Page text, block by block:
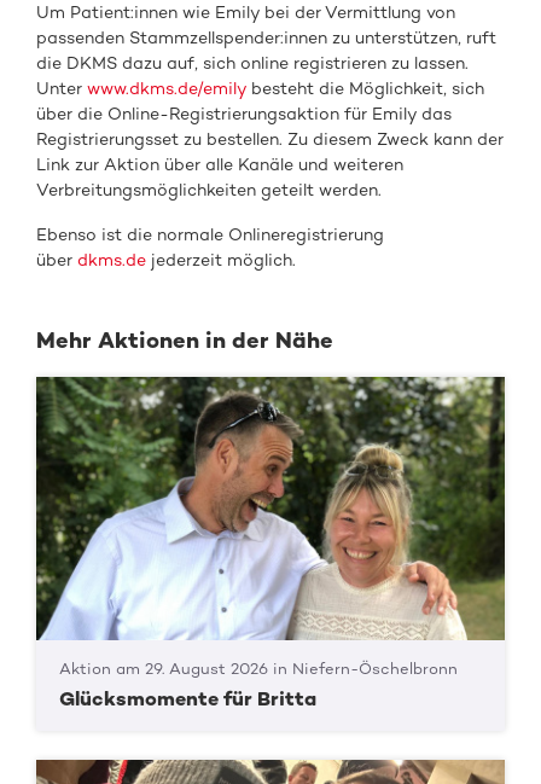
Um Patient:innen wie Emily bei der Vermittlung von
passenden Stammzellspender:innen zu unterstützen, ruft
die DKMS dazu auf, sich online registrieren zu lassen.
Unterwww.dkms.de/emily besteht die Möglichkeit, sich
über die Online-Registrierungsaktion für Emily das
Registrierungsset zu bestellen. Zu diesem Zweck kann der
Link zur Aktion über alle Kanäle und weiteren
Verbreitungsmöglichkeiten geteilt werden.
Ebenso ist die normale Onlineregistrierung
überdkms.de jederzeit möglich.
Mehr Aktionen in der Nähe
Aktion am 29. August 2026 in Niefern-Öschelbronn
Glücksmomente für Britta